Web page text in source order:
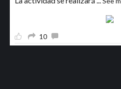
10